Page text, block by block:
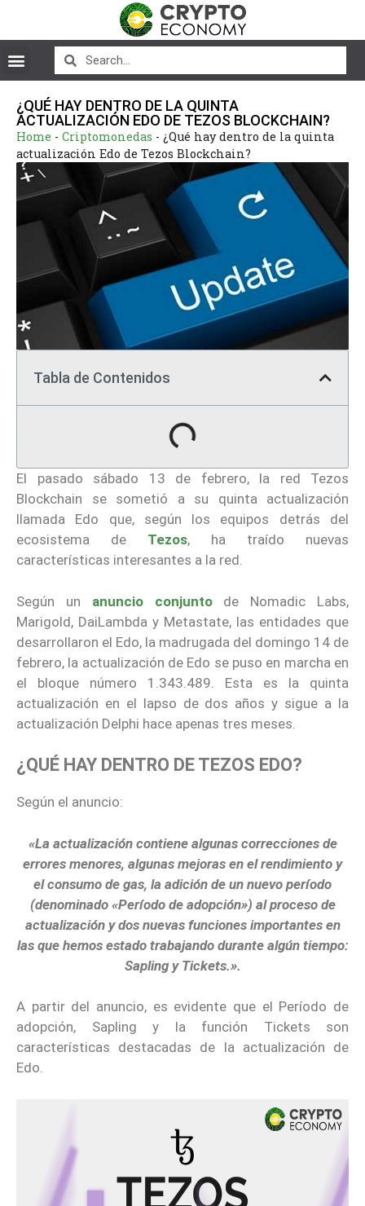
¿QUÉ HAY DENTRO DE LA QUINTA
ACTUALIZACIÓN EDO DE TEZOS BLOCKCHAIN?
Home - Criptomonedas - ¿Qué hay dentro de la quinta
actualización Edo de Tezos Blockchain?
Tabla de Contenidos
El pasado sábado 13 de febrero, la red Tezos
Blockchain se sometió a su quinta actualización
llamada Edo que, según los equipos detrás del
ecosistema de Tezos, ha traído nuevas
características interesantes a la red.
Según un anuncio conjunto
de Nomadic Labs,
Marigold, DaiLambda y Metastate, las entidades que
desarrollaron el Edo, la madrugada del domingo 14 de
febrero, la actualización de Edo se puso en marcha en
el bloque número 1.343.489. Esta es la quinta
actualización en el lapso de dos años y sigue a la
actualización Delphi hace apenas tres meses.
¿QUÉ HAY DENTRO DE TEZOS EDO?
Según el anuncio:
«La actualización contiene algunas correcciones de
errores menores, algunas mejoras en el rendimiento y
el consumo de gas, la adición de un nuevo período
(denominado «Período de adopción») al proceso de
actualización y dos nuevas funciones importantes en
las que hemos estado trabajando durante algún tiempo:
Sapling y Tickets.».
A partir del anuncio, es evidente que el Período de
adopción, Sapling y la función Tickets son
características destacadas de la actualización de
Edo.